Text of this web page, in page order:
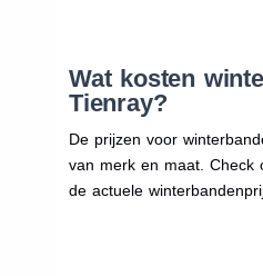
Wat kosten
Tienray?
De prijzen voor
van merk en maat. Check
de actuele